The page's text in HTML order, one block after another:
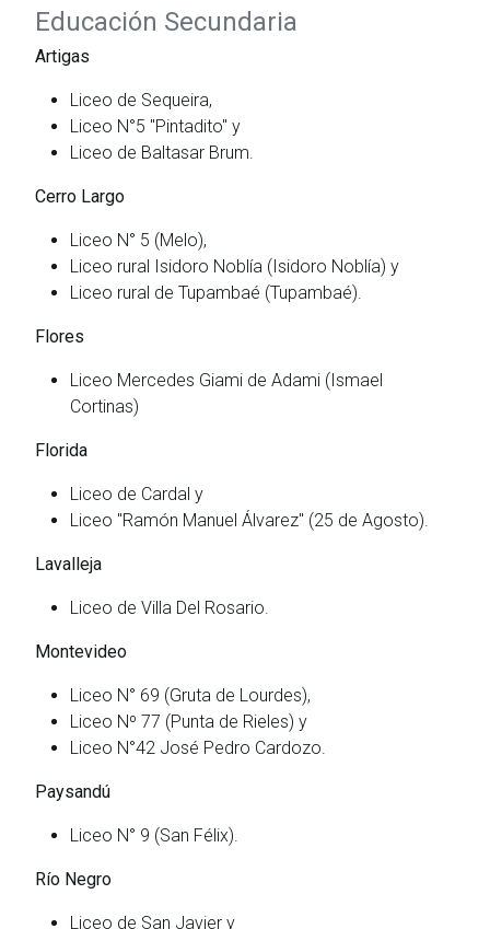
Educación Secundaria
Artigas
Liceo de Sequeira,
Liceo N°5 "Pintadito" y
Liceo de Baltasar Brum.
Cerro Largo
Liceo N° 5 (Melo),
Liceo rural Isidoro Noblía (Isidoro Noblía) y
Liceo rural de Tupambaé (Tupambaé).
Flores
Liceo Mercedes Giami de Adami (Ismael
Cortinas)
Florida
Liceo de Cardal y
Liceo "Ramón Manuel Álvarez" (25 de Agosto).
Lavalleja
Liceo de Villa Del Rosario.
Montevideo
Liceo N° 69 (Gruta de Lourdes),
Liceo Nº 77 (Punta de Rieles) y
Liceo N°42 José Pedro Cardozo.
Paysandú
Liceo N° 9 (San Félix).
Río Negro
Liceo de San Javier y